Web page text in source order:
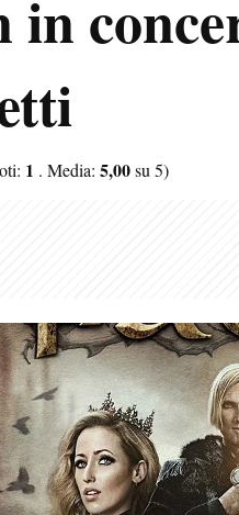
in
1 . Media: 5,00su 5)